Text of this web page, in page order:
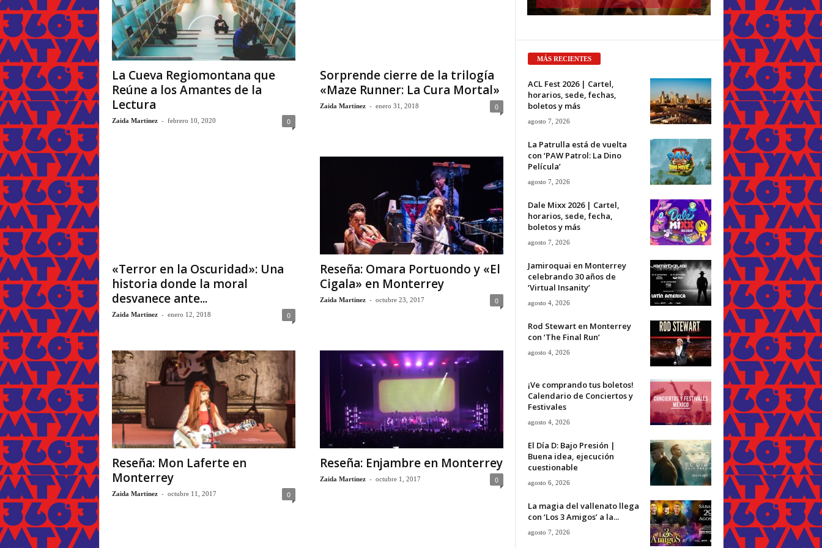
La Cueva Regiomontana que
Reúne a los Amantes de la
Lectura
Zaida Martinez - febrero 10, 2020 0
Sorprende cierre de la trilogía
«Maze Runner: La Cura Mortal»
Zaida Martinez - enero 31, 2018 0
«Terror en la Oscuridad»: Una
historia donde la moral
desvanece ante...
Zaida Martinez - enero 12, 2018 0
Reseña: Omara Portuondo y «El
Cigala» en Monterrey
Zaida Martinez - octubre 23, 2017 0
Reseña: Mon Laferte en
Monterrey
Zaida Martinez - octubre 11, 2017 0
Reseña: Enjambre en Monterrey
Zaida Martinez - octubre 1, 2017 0
MÁS RECIENTES
ACL Fest 2026 | Cartel,
horarios, sede, fechas,
boletos y más
agosto 7, 2026
La Patrulla está de vuelta
con ‘PAW Patrol: La Dino
Película’
agosto 7, 2026
Dale Mixx 2026 | Cartel,
horarios, sede, fecha,
boletos y más
agosto 7, 2026
Jamiroquai en Monterrey
celebrando 30 años de
‘Virtual Insanity’
agosto 4, 2026
Rod Stewart en Monterrey
con ‘The Final Run’
agosto 4, 2026
¡Ve comprando tus boletos!
Calendario de Conciertos y
Festivales
agosto 4, 2026
El Día D: Bajo Presión |
Buena idea, ejecución
cuestionable
agosto 6, 2026
La magia del vallenato llega
con ‘Los 3 Amigos’ a la...
agosto 7, 2026